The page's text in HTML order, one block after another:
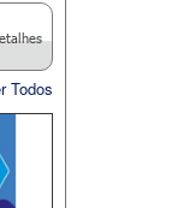
Todos